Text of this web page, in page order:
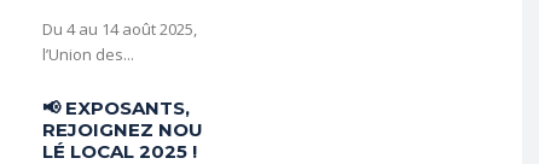
Du 4 au 14 août 2025,
l’Union des...
📢 EXPOSANTS,
REJOIGNEZ NOU
LÉ LOCAL 2025 !